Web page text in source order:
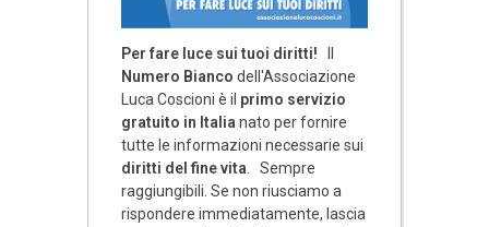
Per fare luce sui tuoi diritti!
Numero Bianco dell'Associazione
Luca Coscioni è il primo servizio
gratuito in Italia nato per fornire
tutte le informazioni necessarie sui
diritti del fine vita . Sempre
raggiungibili. Se non riusciamo a
rispondere immediatamente, lascia